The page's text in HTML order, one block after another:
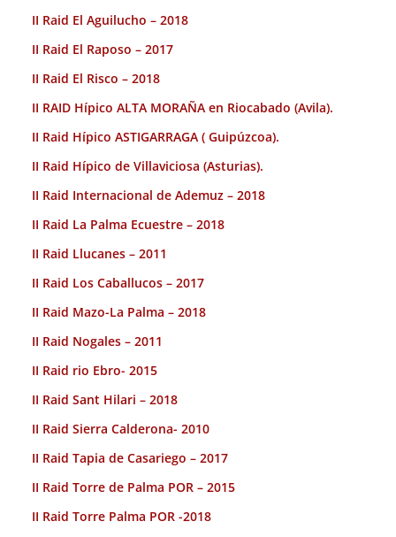
II Raid El Aguilucho – 2018
II Raid El Raposo – 2017
II Raid El Risco – 2018
II RAID Hípico ALTA MORAÑA en Riocabado (Avila).
II Raid Hípico ASTIGARRAGA ( Guipúzcoa).
II Raid Hípico de Villaviciosa (Asturias).
II Raid Internacional de Ademuz – 2018
II Raid La Palma Ecuestre – 2018
II Raid Llucanes – 2011
II Raid Los Caballucos – 2017
II Raid Mazo-La Palma – 2018
II Raid Nogales – 2011
II Raid rio Ebro- 2015
II Raid Sant Hilari – 2018
II Raid Sierra Calderona- 2010
II Raid Tapia de Casariego – 2017
II Raid Torre de Palma POR – 2015
II Raid Torre Palma POR -2018